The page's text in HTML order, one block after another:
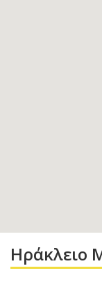
Ηράκλειο